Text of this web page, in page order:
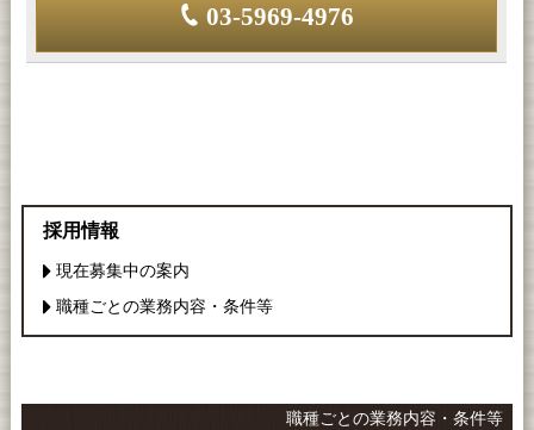
03-5969-4976
採用情報
現在募集中の案内
職種ごとの業務内容・条件等
職種ごとの業務内容・条件等